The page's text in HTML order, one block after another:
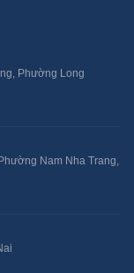
Phường Long
Nam Nha Trang,